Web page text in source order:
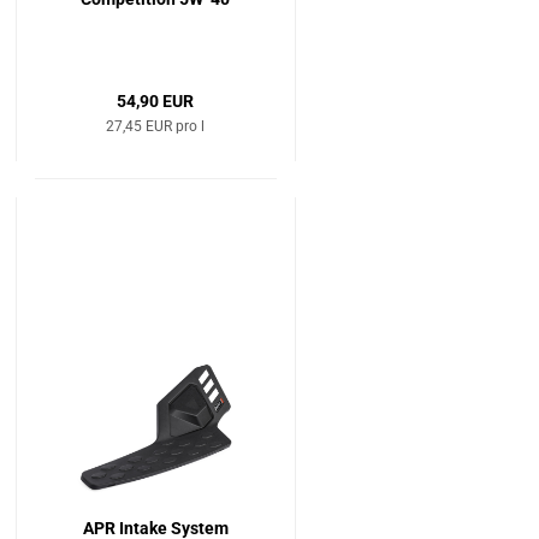
54,90 EUR
27,45 EUR pro l
APR Intake System